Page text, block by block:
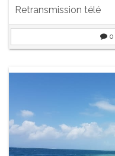
Retransmission télé
0